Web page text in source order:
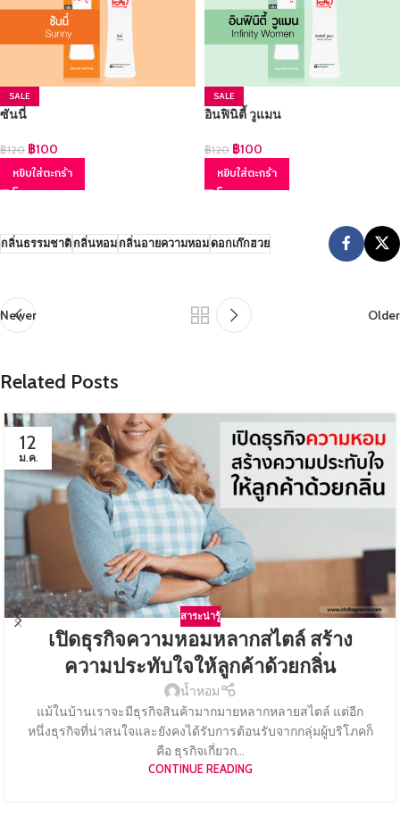
SALE
ซันนี่
฿120 ฿100
หยิบใส่ตะกร้า
SALE
อินฟินิตี้ วูแมน
฿120 ฿100
หยิบใส่ตะกร้า
กลิ่นธรรมชาติกลิ่นหอมกลิ่นอายความหอมดอกเก๊กฮวย
Newer Older
Related Posts
12
ม.ค.
สาระน่ารู้
เปิดธุรกิจความหอมหลากสไตล์ สร้าง
ความประทับใจให้ลูกค้าด้วยกลิ่น
น้ำหอม
แม้ในบ้านเราจะมีธุรกิจสินค้ามากมายหลากหลายสไตล์ แต่อีก
หนึ่งธุรกิจที่น่าสนใจและยังคงได้รับการต้อนรับจากกลุ่มผู้บริโภคก็
คือ ธุรกิจเกี่ยวก...
CONTINUE READING